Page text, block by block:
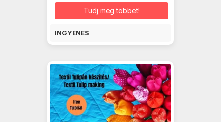
Tudj meg többet!
INGYENES